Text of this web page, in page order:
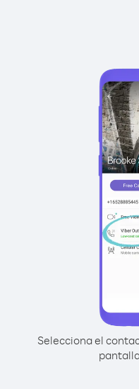
Selecciona el